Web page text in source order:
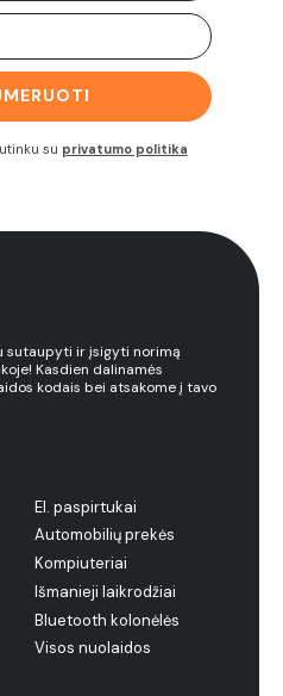
su privatumo politika
sutaupyti ir įsigyti norimą
Kasdien dalinamės
kodais bei atsakome į tavo
El. paspirtukai
Automobilių prekės
Kompiuteriai
Išmanieji laikrodžiai
Bluetooth kolonėlės
Visos nuolaidos